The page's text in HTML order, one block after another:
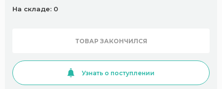
На складе: 0
ТОВАР ЗАКОНЧИЛСЯ
Узнать о поступлении